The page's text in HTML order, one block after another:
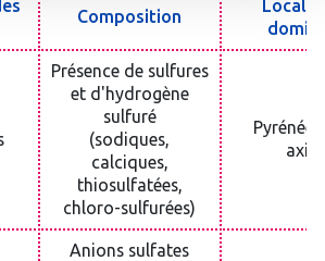
Composition
Présence de sulfures
et d'hydrogène
sulfuré
(sodiques,
calciques,
thiosulfatées,
chloro-sulfurées)
Anions sulfates